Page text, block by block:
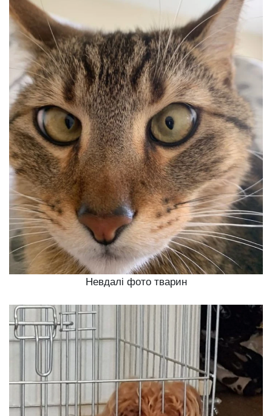
Невдалі фото тварин